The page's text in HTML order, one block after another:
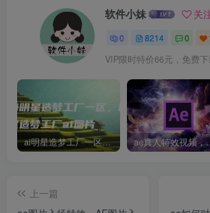
软件小妹 关
0 8214 0
VIP限时特价66元，免费下
ai明星造梦工厂一区，明星造梦工厂ai图片 ae真人特
上一篇